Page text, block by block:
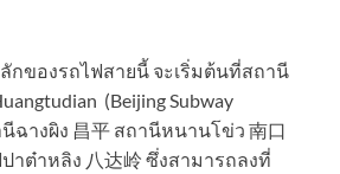
กของรถไฟสายนี้ จะเริ่มต้นที่สถานี
(Beijing Subway
ฉางผิง 昌平 สถานีหนานโข่ว 南口
าต๋าหลิง 八达岭 ซึ่งสามารถลงที่